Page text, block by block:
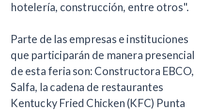
hotelería, construcción, entre otros".
Parte de las empresas e instituciones
que participarán de manera presencial
de esta feria son: Constructora EBCO,
Salfa, la cadena de restaurantes
Kentucky Fried Chicken (KFC) Punta